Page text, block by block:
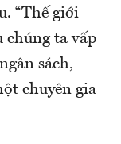
“Thế giới
chúng ta vấp
sách,
chuyên gia